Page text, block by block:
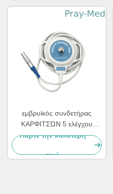
εμβρυϊκός συνδετήρας
ΚΑΡΦΙΤΣΏΝ 5 ελέγχου
μετατροπέων 3m TOCO για
Πάρτε την καλύτερη
τιμή